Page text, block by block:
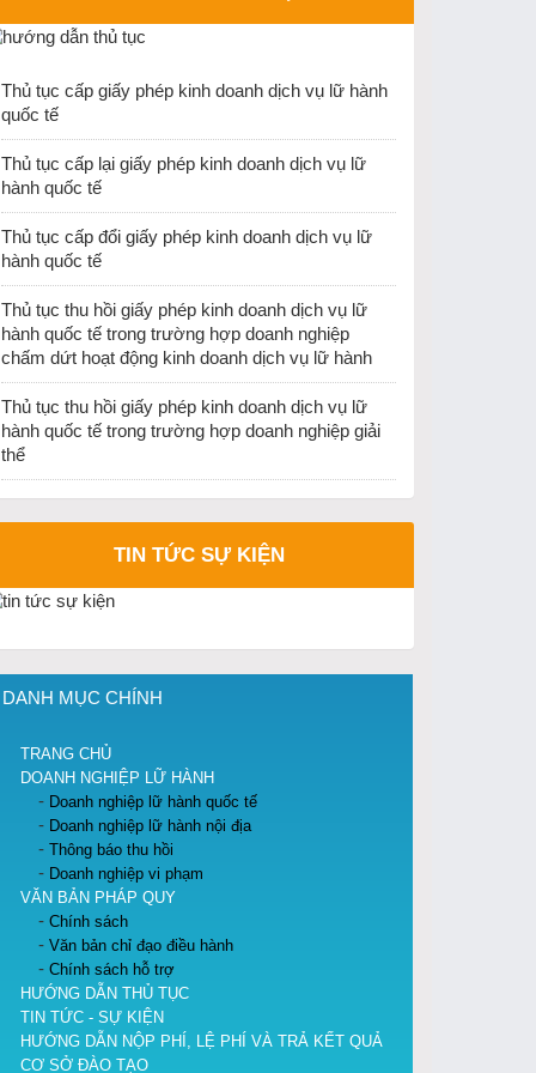
ĐH Khoa học Xã hội và Nhân văn Hà Nội về việc
dừng tổ chức thi cấp chứng chỉ nghiệp vụ hướng
lịch từ ngày 25/12/2025
Thu hồi Giấy phép kinh doanh lữ hành Quốc tế
của Công ty TNHH PSL Vina
Cục Du lịch quốc gia Việt Nam ban hành văn bản
về việc hướng dẫn việc cấp thẻ hướng dẫn viên
du lịch và giấy phép kinh doanh dịch vụ lữ hành
nội địa khi thực hiện sắp xếp đơn vị hành chính.
Thủ tục cấp giấy phép kinh doanh dịch vụ lữ hành
quốc tế
Thủ tục cấp lại giấy phép kinh doanh dịch vụ lữ
hành quốc tế
Thủ tục cấp đổi giấy phép kinh doanh dịch vụ lữ
hành quốc tế
Thủ tục thu hồi giấy phép kinh doanh dịch vụ lữ
hành quốc tế trong trường hợp doanh nghiệp
chấm dứt hoạt động kinh doanh dịch vụ lữ hành
Thủ tục thu hồi giấy phép kinh doanh dịch vụ lữ
hành quốc tế trong trường hợp doanh nghiệp giải
thể
TIN TỨC SỰ KIỆN
DANH MỤC CHÍNH
TRANG CHỦ
DOANH NGHIỆP LỮ HÀNH
Doanh nghiệp lữ hành quốc tế
Doanh nghiệp lữ hành nội địa
Thông báo thu hồi
Doanh nghiệp vi phạm
VĂN BẢN PHÁP QUY
Chính sách
Văn bản chỉ đạo điều hành
Chính sách hỗ trợ
HƯỚNG DẪN THỦ TỤC
TIN TỨC - SỰ KIỆN
HƯỚNG DẪN NỘP PHÍ, LỆ PHÍ VÀ TRẢ KẾT QUẢ
CƠ SỞ ĐÀO TẠO